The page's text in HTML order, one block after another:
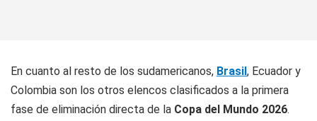
En cuanto al resto de los sudamericanos, Brasil, Ecuador y
Colombia son los otros elencos clasificados a la primera
fase de eliminación directa de la Copa del Mundo 2026.